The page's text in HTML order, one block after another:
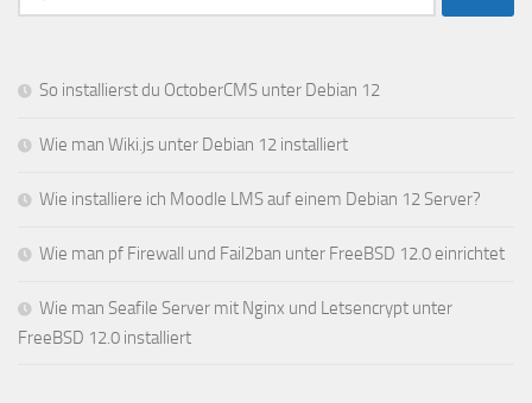
nach:
So installierst du OctoberCMS unter Debian 12
Wie man Wiki.js unter Debian 12 installiert
Wie installiere ich Moodle LMS auf einem Debian 12 Server?
Wie man pf Firewall und Fail2ban unter FreeBSD 12.0 einrichtet
Wie man Seafile Server mit Nginx und Letsencrypt unter
FreeBSD 12.0 installiert